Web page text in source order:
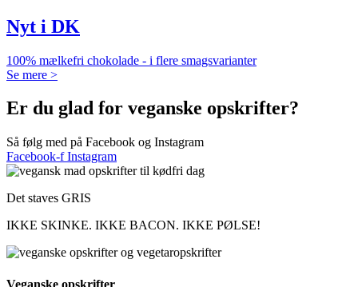
Nyt i DK
100% mælkefri chokolade - i flere smagsvarianter
Se mere >
Er du glad for veganske opskrifter?
Så følg med på Facebook og Instagram
Facebook-f Instagram
Det staves GRIS
IKKE SKINKE. IKKE BACON. IKKE PØLSE!
Veganske opskrifter